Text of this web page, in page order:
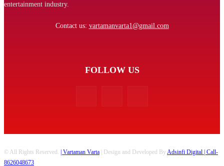
entertainment industry.
Contact us: vartamanvarta1@gmail.com
FOLLOW US
© All Rights Reserved. | Vartaman Varta | Design and Developed ByAdsinfi Digital | Call-
8626048673